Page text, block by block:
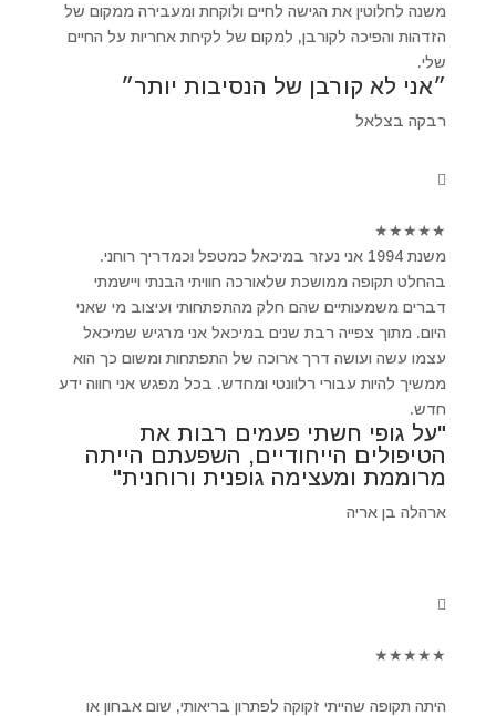
משנה לחלוטין את הגישה לחיים ולוקחת ומעבירה ממקום של
הזדהות והפיכה לקורבן, למקום של לקיחת אחריות על החיים
שלי.
״אני לא קורבן של הנסיבות יותר״
רבקה בצלאל
★
★
★
★
★
משנת 1994 אני נעזר במיכאל כמטפל וכמדריך רוחני.
בהחלט תקופה ממושכת שלאורכה חוויתי הבנתי ויישמתי
דברים משמעותיים שהם חלק מהתפתחותי ועיצוב מי שאני
היום. מתוך צפייה רבת שנים במיכאל אני מרגיש שמיכאל
עצמו עשה ועושה דרך ארוכה של התפתחות ומשום כך הוא
ממשיך להיות עבורי רלוונטי ומחדש. בכל מפגש אני חווה ידע
חדש.
"על גופי חשתי פעמים רבות את
הטיפולים הייחודיים, השפעתם הייתה
מרוממת ומעצימה גופנית ורוחנית"
ארהלה בן אריה
★
★
★
★
★
היתה תקופה שהייתי זקוקה לפתרון בריאותי, שום אבחון או